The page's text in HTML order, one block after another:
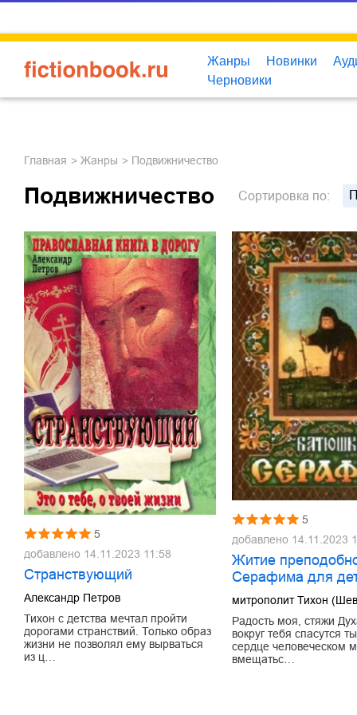
Жанры Новинки
Черновики
Главная Жанры Подвижничество
Подвижничество Сортировка по:
5
добавлено 14.11.2023 11:58
Странствующий
Александр Петров
Тихон с детства мечтал пройти
дорогами странствий. Только образ
жизни не позволял ему вырваться
из ц…
5
добавлено 14.11.2023
Житие
Серафима для
митрополит Тихон
Радость моя, стяжи
вокруг тебя спасутся
сердце человеческом
вмещатьс…